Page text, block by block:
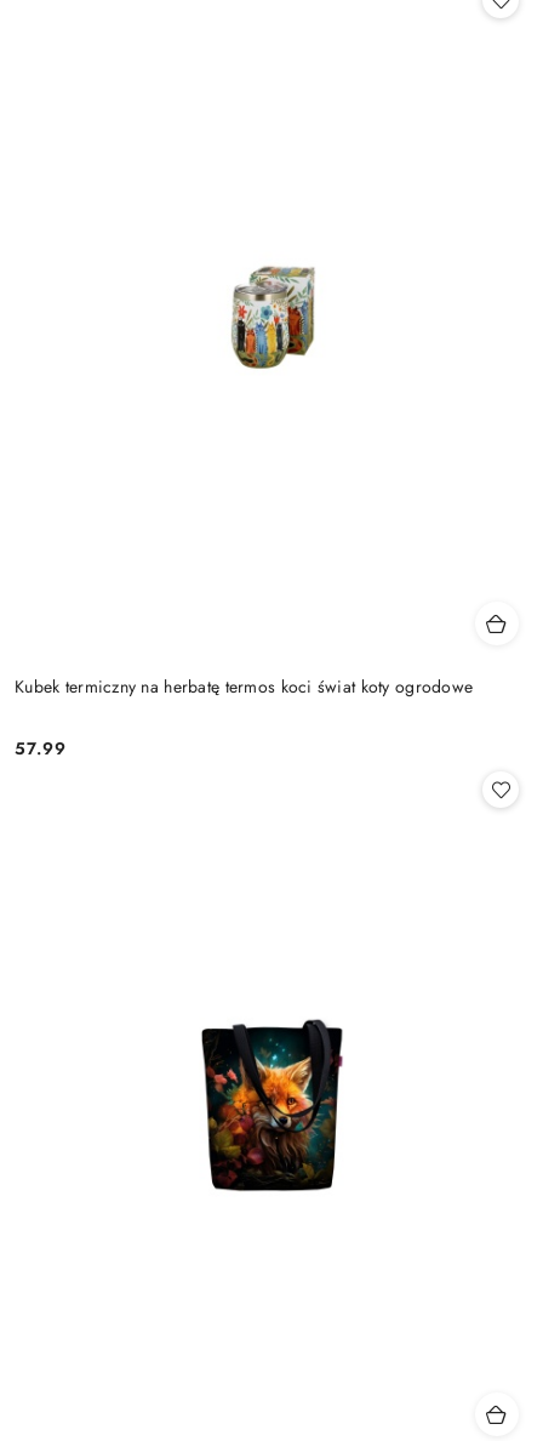
Kubek termiczny na herbatę termos koci świat koty ogrodowe
Cena:
57.99